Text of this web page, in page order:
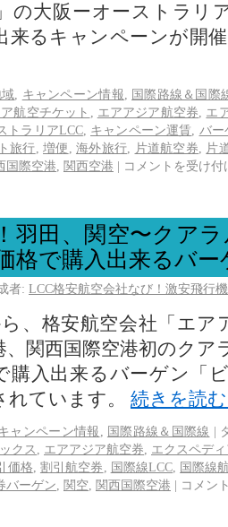
の大阪ーオーストラリ
来るキャンペーンが開
キャンペーン情報
国際路線＆国際
航空チケット エアアジア航空券
エ
トラリアLCC, キャンペーン運賃
バー
旅行 増便 海外旅行 片道航空券
片
国際空港 関西空港 | コメントを受け
羽田、関空〜クア
格で購入出来るバ
者: LCC格安航空会社なび！激安飛行
、格安航空会社「エ
、関西国際空港初のクア
購入出来るバーゲン「
れています。 続きを読
ャンペーン情報 国際路線＆国際線 |
クス エアアジア航空券
エクスペデ
価格 割引航空券 国際線LCC,
国際線
バーゲン 関空 関西国際空港 | コメン